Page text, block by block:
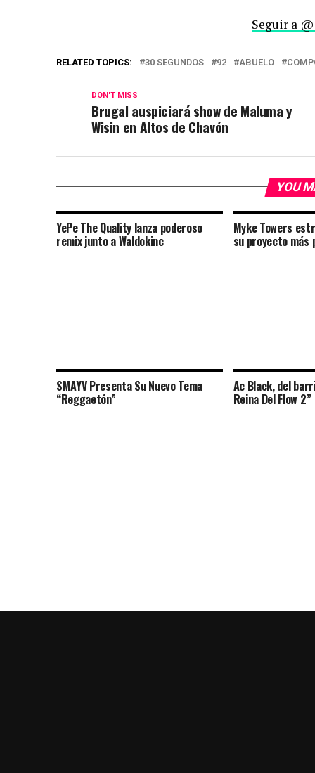
Seguir a
RELATED TOPICS: 30 SEGUNDOS 92 ABUELO
DON'T MISS
Brugal auspiciará show de Maluma y
Wisin en Altos de Chavón
YOU
YePe The Quality lanza poderoso
remix junto a Waldokinc
Myke Towers
su proyecto más
SMAYV Presenta Su Nuevo Tema
“Reggaetón”
Ac Black, del
Reina Del Flow 2”